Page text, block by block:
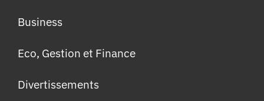
Business
Eco, Gestion et Finance
Divertissements